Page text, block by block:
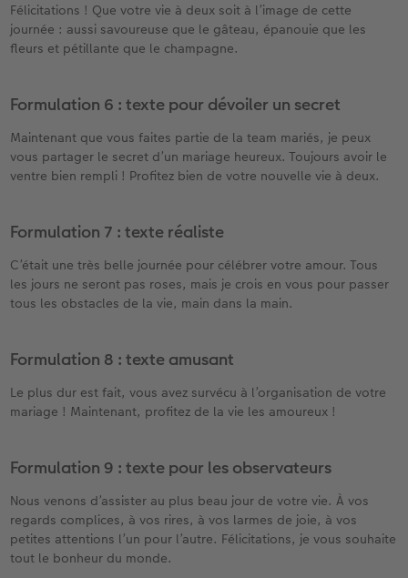
Félicitations ! Que votre vie à deux soit à l’image de cette
journée : aussi savoureuse que le gâteau, épanouie que les
fleurs et pétillante que le champagne.
Formulation 6 : texte pour dévoiler un secret
Maintenant que vous faites partie de la team mariés, je peux
vous partager le secret d’un mariage heureux. Toujours avoir le
ventre bien rempli ! Profitez bien de votre nouvelle vie à deux.
Formulation 7 : texte réaliste
C’était une très belle journée pour célébrer votre amour. Tous
les jours ne seront pas roses, mais je crois en vous pour passer
tous les obstacles de la vie, main dans la main.
Formulation 8 : texte amusant
Le plus dur est fait, vous avez survécu à l’organisation de votre
mariage ! Maintenant, profitez de la vie les amoureux !
Formulation 9 : texte pour les observateurs
Nous venons d’assister au plus beau jour de votre vie. À vos
regards complices, à vos rires, à vos larmes de joie, à vos
petites attentions l’un pour l’autre. Félicitations, je vous souhaite
tout le bonheur du monde.